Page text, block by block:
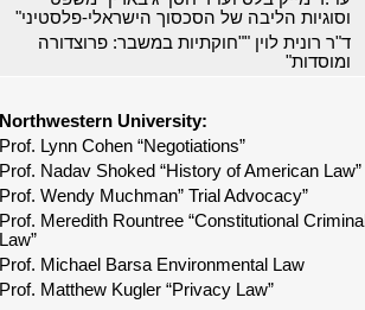
וסוגיות הליבה של הסכסוך הישראלי-פלסטיני"
ד"ר רונית לוין ""חוקתיות במשבר: פרוצדורה
ומוסדות"
Northwestern University:
Prof. Lynn Cohen “Negotiations”
Prof. Nadav Shoked “History of American Law”
Prof. Wendy Muchman” Trial Advocacy”
Prof. Meredith Rountree “Constitutional Criminal
Law”
Prof. Michael Barsa Environmental Law
Prof. Matthew Kugler “Privacy Law”